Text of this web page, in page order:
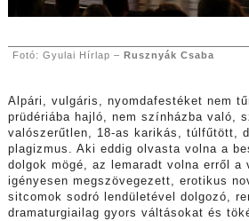
Fotó: Gyulai Hírlap – Rusznyák Csaba
Alpári, vulgáris, nyomdafestéket nem
prüdériába hajló, nem színházba való,
valószerűtlen, 18-as karikás, túlfűtött,
plagizmus. Aki eddig olvasta volna a
dolgok mögé, az lemaradt volna erről a
igényesen megszövegezett, erotikus
sitcomok sodró lendületével dolgozó,
dramaturgiailag gyors váltásokat és